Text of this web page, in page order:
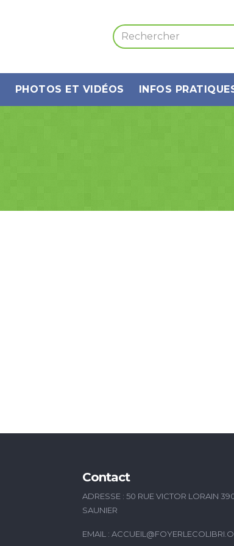
PHOTOS ET VIDÉOS INFOS
Contact
ADRESSE : 50 RUE VICTOR LORAIN
SAUNIER
EMAIL :